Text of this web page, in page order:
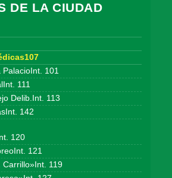
DE LA CIUDAD
PalacioInt. 101
111
Delib.Int. 113
142
120
121
Carrillo»Int. 119